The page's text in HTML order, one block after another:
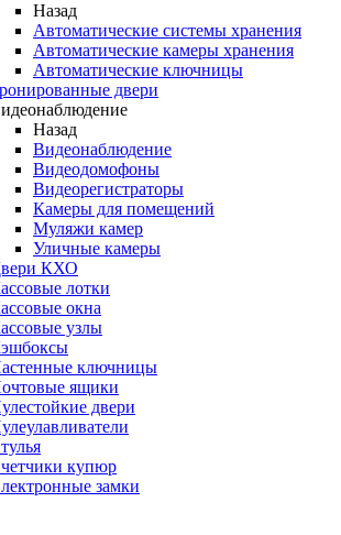
Назад
Автоматические системы хранения
Автоматические камеры хранения
Автоматические ключницы
двери
Назад
Видеонаблюдение
Видеодомофоны
Видеорегистраторы
Камеры для помещений
Муляжи камер
Уличные камеры
КХО
лотки
окна
узлы
ключницы
ящики
двери
купюр
замки